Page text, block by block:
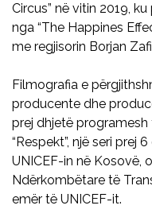
Circus” në vitin 2019,
nga “The Happines
me regjisorin Borjan
Filmografia e
producente dhe
prej dhjetë
“Respekt”, një seri prej
UNICEF-in në Kosovë,
Ndërkombëtare të
emër të UNICEF-it.